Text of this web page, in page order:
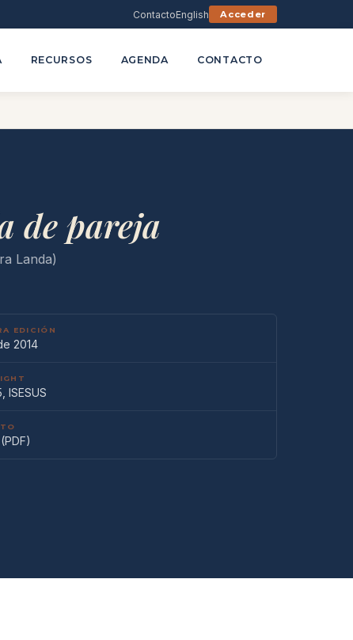
ContactoEnglish Acceder
RECURSOS AGENDA CONTACTO
de pareja
Landa)
EDICIÓN
2014
ISESUS